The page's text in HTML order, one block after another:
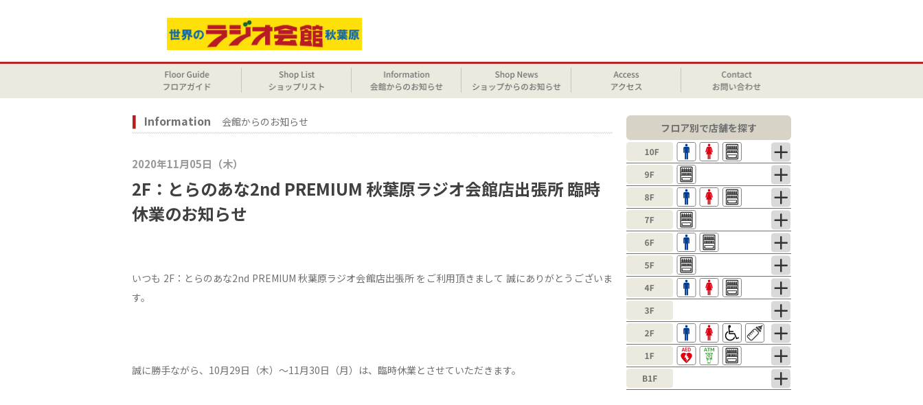
Information 会館からのお知らせ
2020年11月05日（木）
2F：とらのあな2nd PREMIUM 秋葉原ラジオ会館店出張所 臨時
休業のお知らせ
いつも 2F：とらのあな2nd PREMIUM 秋葉原ラジオ会館店出張所 をご利用頂きまして 誠にありがとうございま
す。
誠に勝手ながら、10月29日（木）～11月30日（月）は、臨時休業とさせていただきます。
フロア別で店舗を探す